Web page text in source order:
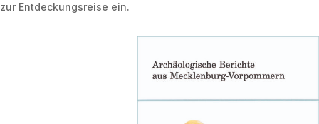
zur Entdeckungsreise ein.